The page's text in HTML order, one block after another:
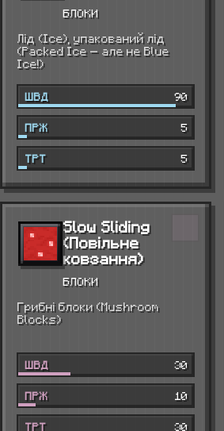
БЛОКИ
Лід (Ice), упакований лід
(Packed Ice — але не Blue
Ice!)
ШВД 90
ПРЖ 5
ТРТ 5
Slow Sliding
(Повільне
ковзання)
БЛОКИ
Грибні блоки (Mushroom
Blocks)
ШВД 30
ПРЖ 10
ТРТ 30